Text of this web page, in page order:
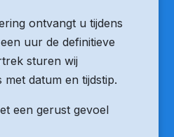
ontvangt u tijdens
uur de definitieve
sturen wij
datum en tijdstip.
een gerust gevoel